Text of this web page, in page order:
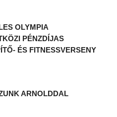
OLYMPIA
PÉNZDÍJAS
ÉS FITNESSVERSENY
ARNOLDDAL